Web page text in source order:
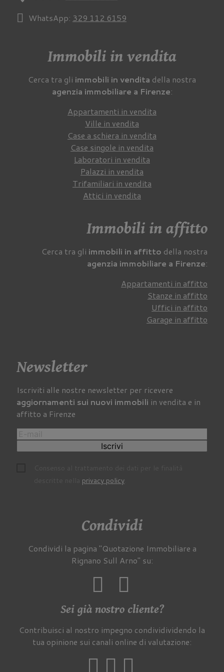
WhatsApp: 329 112 6159
Immobili in vendita
Cerca tra gli immobili in vendita della nostra
agenzia immobiliare a Firenze:
Appartamenti in vendita
Ville in vendita
Case a schiera in vendita
Case singole in vendita
Laboratori in vendita
Palazzi in vendita
Trifamiliari in vendita
Attici in vendita
Immobili in affitto
Cerca tra gli immobili in affitto della nostra
agenzia immobiliare a Firenze:
Appartamenti in affitto
Stanze in affitto
Uffici in affitto
Garage in affitto
Newsletter
Iscriviti alle nostre newsletter per ricevere
aggiornamenti sui nuovi immobili in vendita e in
affitto a Firenze
Iscrivi
privacy policy.
Condividi
Condividi la pagina "Quotazione Immobiliare a
Rignano Sull Arno" su:
Sei già nostro cliente?
Contribuisci al nostro impegno condividividendo la
tua opinione sui canali online di valutazione: